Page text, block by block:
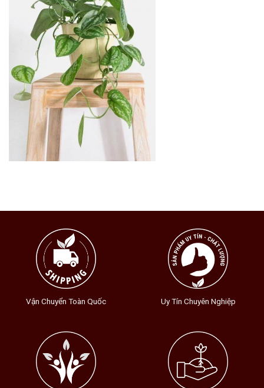
Vận Chuyển Toàn Quốc Uy Tín Chuyên Nghiệp